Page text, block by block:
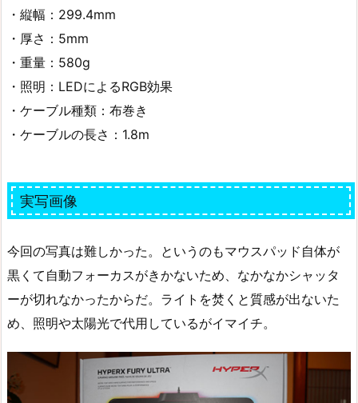
・縦幅：299.4mm
・厚さ：5mm
・重量：580g
・照明：LEDによるRGB効果
・ケーブル種類：布巻き
・ケーブルの長さ：1.8m
実写画像
今回の写真は難しかった。というのもマウスパッド自体が
黒くて自動フォーカスがきかないため、なかなかシャッタ
ーが切れなかったからだ。ライトを焚くと質感が出ないた
め、照明や太陽光で代用しているがイマイチ。